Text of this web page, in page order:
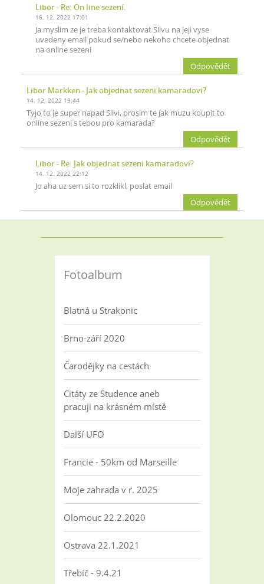
Libor- Re: On line sezení.
16. 12. 2022 17:01
Ja myslim ze je treba kontaktovat Silvu na jeji vyse
uvedeny email pokud se/nebo nekoho chcete objednat
na online sezeni
Odpovědět
Libor Markken- Jak objednat sezeni kamaradovi?
14. 12. 2022 19:44
Tyjo to je super napad Silvi, prosim te jak muzu koupit to
online sezeni s tebou pro kamarada?
Odpovědět
Libor- Re: Jak objednat sezeni kamaradovi?
14. 12. 2022 22:12
Jo aha uz sem si to rozklikl, poslat email
Odpovědět
Fotoalbum
Blatná u Strakonic
Brno-září 2020
Čarodějky na cestách
Citáty ze Studence aneb
pracuji na krásném místě
Další UFO
Francie - 50km od Marseille
Moje zahrada v r. 2025
Olomouc 22.2.2020
Ostrava 22.1.2021
Třebíč - 9.4.21